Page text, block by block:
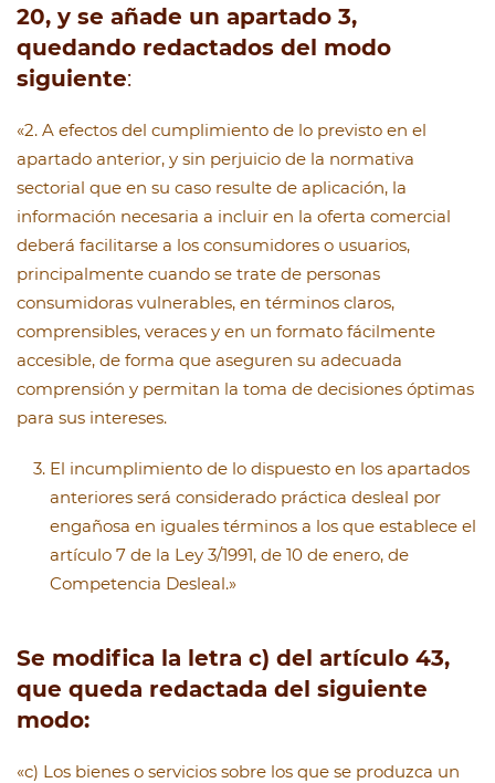
20, y se añade un apartado 3,
quedando redactados del modo
siguiente:
«2. A efectos del cumplimiento de lo previsto en el
apartado anterior, y sin perjuicio de la normativa
sectorial que en su caso resulte de aplicación, la
información necesaria a incluir en la oferta comercial
deberá facilitarse a los consumidores o usuarios,
principalmente cuando se trate de personas
consumidoras vulnerables, en términos claros,
comprensibles, veraces y en un formato fácilmente
accesible, de forma que aseguren su adecuada
comprensión y permitan la toma de decisiones óptimas
para sus intereses.
El incumplimiento de lo dispuesto en los apartados
anteriores será considerado práctica desleal por
engañosa en iguales términos a los que establece el
artículo 7 de la Ley 3/1991, de 10 de enero, de
Competencia Desleal.»
Se modifica la letra c) del artículo 43,
que queda redactada del siguiente
modo:
«c) Los bienes o servicios sobre los que se produzca un